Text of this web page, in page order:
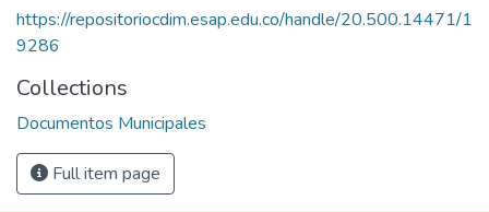
https://repositoriocdim.esap.edu.co/handle/20.500.14471/1
9286
Collections
Documentos Municipales
Full item page